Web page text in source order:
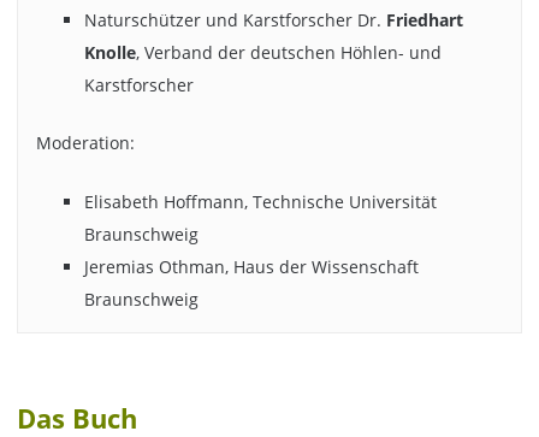
Naturschützer und Karstforscher Dr. Friedhart
Knolle, Verband der deutschen Höhlen- und
Karstforscher
Moderation:
Elisabeth Hoffmann, Technische Universität
Braunschweig
Jeremias Othman, Haus der Wissenschaft
Braunschweig
Das Buch